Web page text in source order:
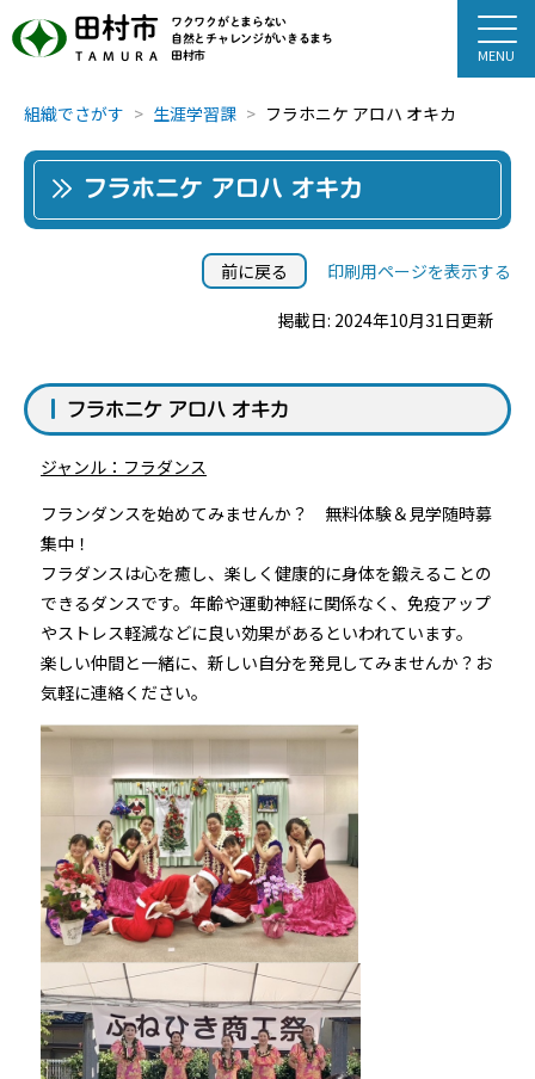
田村市
TAMURA
ワクワクがとまらない
自然とチャレンジがいきるまち
田村市
組織でさがす 生涯学習課 フラホニケ アロハ オキカ
フラホニケ アロハ オキカ
前に戻る 印刷用ページを表示する
掲載日: 2024年10月31日更新
フラホニケ アロハ オキカ
ジャンル：フラダンス
フランダンスを始めてみませんか？ 無料体験＆見学随時募
集中！
フラダンスは心を癒し、楽しく健康的に身体を鍛えることの
できるダンスです。年齢や運動神経に関係なく、免疫アップ
やストレス軽減などに良い効果があるといわれています。
楽しい仲間と一緒に、新しい自分を発見してみませんか？お
気軽に連絡ください。